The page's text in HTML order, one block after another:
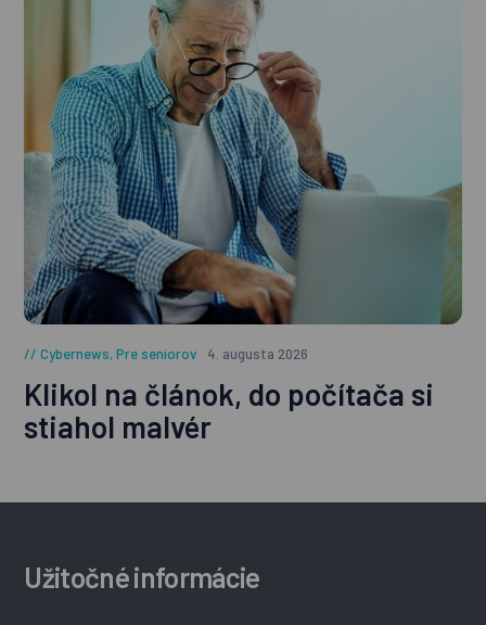
Cybernews,Pre seniorov 4. augusta 2026
Klikol na článok, do počítača si
stiahol malvér
Užitočné informácie